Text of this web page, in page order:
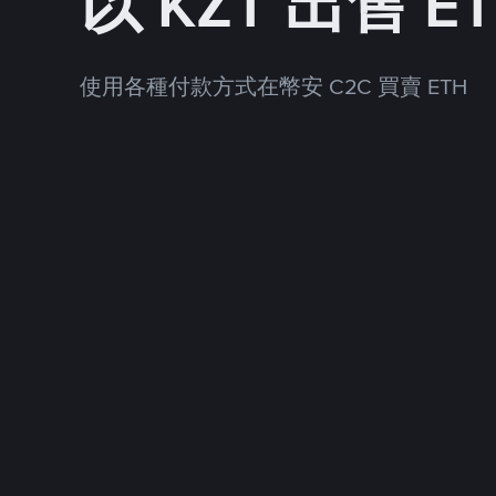
使用各種付款方式在幣安 C2C 買賣 ETH